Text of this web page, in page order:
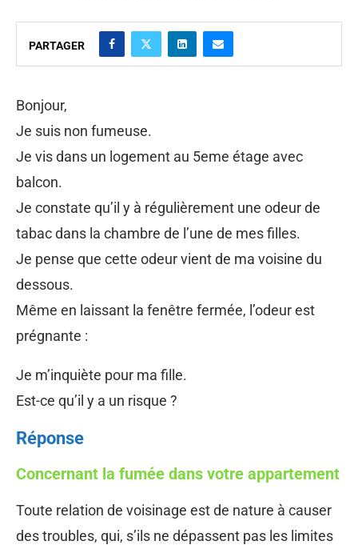
PARTAGER
Bonjour,
Je suis non fumeuse.
Je vis dans un logement au 5eme étage avec
balcon.
Je constate qu’il y à régulièrement une odeur de
tabac dans la chambre de l’une de mes filles.
Je pense que cette odeur vient de ma voisine du
dessous.
Même en laissant la fenêtre fermée, l’odeur est
prégnante :
Je m’inquiète pour ma fille.
Est-ce qu’il y a un risque ?
Réponse
Concernant la fumée dans votre appartement
Toute relation de voisinage est de nature à causer
des troubles, qui, s’ils ne dépassent pas les limites